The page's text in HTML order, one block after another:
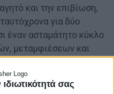
σας
και την επιβίωση,
για δύο
έναν ασταμάτητο κύκλο
μεταμφιέσεων και